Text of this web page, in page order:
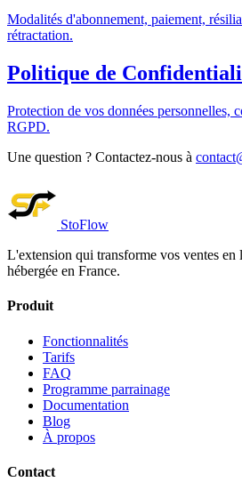
Modalités d'abonnement, paiement,
rétractation.
Politique de
Protection de vos données personnelles,
RGPD.
Une question ? Contactez-nous à
StoFlow
L'extension qui transforme vos ventes
hébergée en France.
Produit
Fonctionnalités
Tarifs
FAQ
Programme parrainage
Documentation
Blog
À propos
Contact